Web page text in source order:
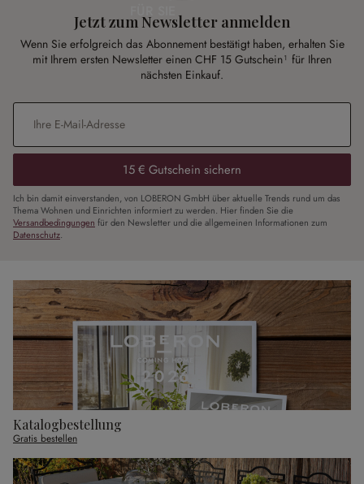
Jetzt zum Newsletter anmelden
Wenn Sie erfolgreich das Abonnement bestätigt haben, erhalten Sie
mit Ihrem ersten Newsletter einen CHF 15 Gutschein¹ für Ihren
nächsten Einkauf.
E-Mail-Adresse
15 € Gutschein sichern
Ich bin damit einverstanden, von LOBERON GmbH über aktuelle Trends rund um das
Thema Wohnen und Einrichten informiert zu werden. Hier finden Sie die
Versandbedingungen für den Newsletter und die allgemeinen Informationen zum
Datenschutz.
Katalogbestellung
Gratis bestellen